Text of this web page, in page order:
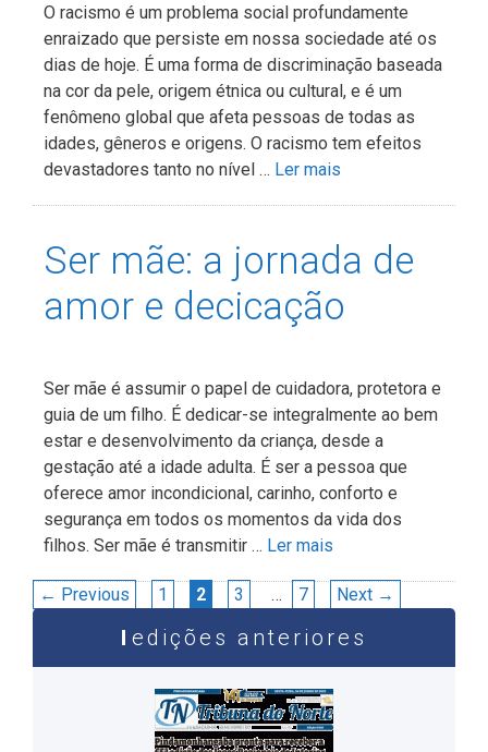
O racismo é um problema social profundamente
enraizado que persiste em nossa sociedade até os
dias de hoje. É uma forma de discriminação baseada
na cor da pele, origem étnica ou cultural, e é um
fenômeno global que afeta pessoas de todas as
idades, gêneros e origens. O racismo tem efeitos
devastadores tanto no nível … Ler mais
Ser mãe: a jornada de
amor e decicação
Ser mãe é assumir o papel de cuidadora, protetora e
guia de um filho. É dedicar-se integralmente ao bem
estar e desenvolvimento da criança, desde a
gestação até a idade adulta. É ser a pessoa que
oferece amor incondicional, carinho, conforto e
segurança em todos os momentos da vida dos
filhos. Ser mãe é transmitir … Ler mais
Navegação
de
← Previous Page
1 Page
2 Page
3 … Page
7 Next →
edições anteriores